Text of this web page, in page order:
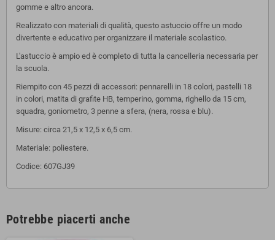
gomme e altro ancora.
Realizzato con materiali di qualità, questo astuccio offre un modo
divertente e educativo per organizzare il materiale scolastico.
L'astuccio è ampio ed è completo di tutta la cancelleria necessaria per
la scuola.
Riempito con 45 pezzi di accessori: pennarelli in 18 colori, pastelli 18
in colori, matita di grafite HB, temperino, gomma, righello da 15 cm,
squadra, goniometro, 3 penne a sfera, (nera, rossa e blu).
Misure: circa 21,5 x 12,5 x 6,5 cm.
Materiale: poliestere.
Codice: 607GJ39
Potrebbe piacerti anche